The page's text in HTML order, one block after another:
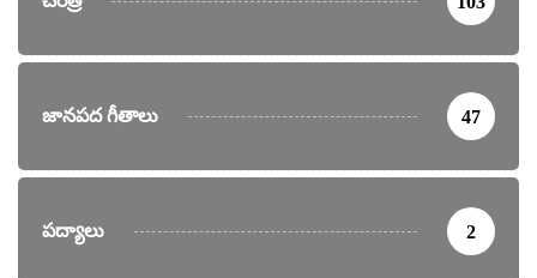
జానపద గీతాలు 47
పద్యాలు 2